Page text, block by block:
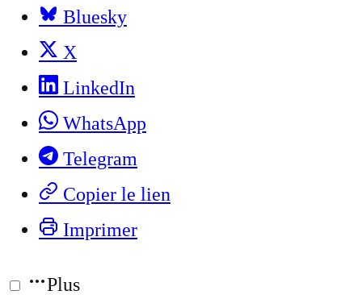
Bluesky
X
LinkedIn
WhatsApp
Telegram
Copier le lien
Imprimer
Plus